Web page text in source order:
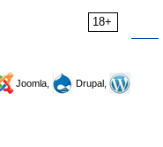
18+
Joomla,
Drupal,